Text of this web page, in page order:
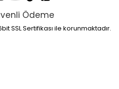
Ödeme
SSL Sertifikası ile korunmaktadır.